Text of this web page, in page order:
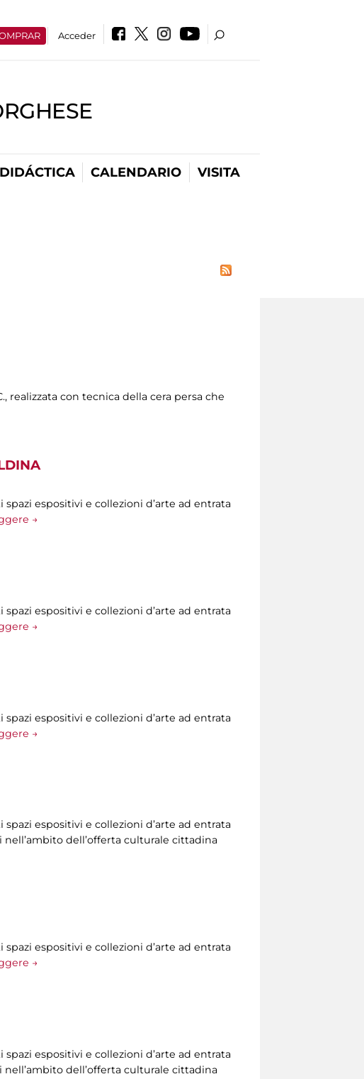
Acceder
DIDÁCTICA CALENDARIO VISITA
realizzata con tecnica della cera persa che
espositivi e collezioni d’arte ad entrata
→
espositivi e collezioni d’arte ad entrata
→
espositivi e collezioni d’arte ad entrata
→
espositivi e collezioni d’arte ad entrata
dell’offerta culturale cittadina
espositivi e collezioni d’arte ad entrata
→
espositivi e collezioni d’arte ad entrata
dell’offerta culturale cittadina